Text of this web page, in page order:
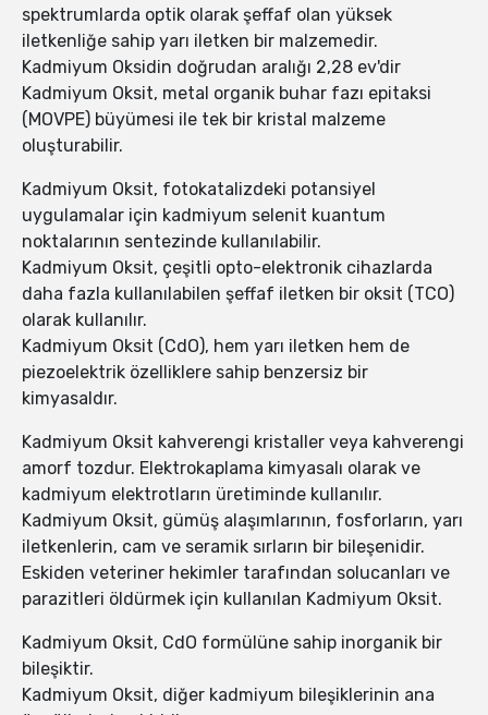
spektrumlarda optik olarak şeffaf olan yüksek
iletkenliğe sahip yarı iletken bir malzemedir.
Kadmiyum Oksidin doğrudan aralığı 2,28 ev'dir
Kadmiyum Oksit, metal organik buhar fazı epitaksi
(MOVPE) büyümesi ile tek bir kristal malzeme
oluşturabilir.
Kadmiyum Oksit, fotokatalizdeki potansiyel
uygulamalar için kadmiyum selenit kuantum
noktalarının sentezinde kullanılabilir.
Kadmiyum Oksit, çeşitli opto-elektronik cihazlarda
daha fazla kullanılabilen şeffaf iletken bir oksit (TCO)
olarak kullanılır.
Kadmiyum Oksit (CdO), hem yarı iletken hem de
piezoelektrik özelliklere sahip benzersiz bir
kimyasaldır.
Kadmiyum Oksit kahverengi kristaller veya kahverengi
amorf tozdur. Elektrokaplama kimyasalı olarak ve
kadmiyum elektrotların üretiminde kullanılır.
Kadmiyum Oksit, gümüş alaşımlarının, fosforların, yarı
iletkenlerin, cam ve seramik sırların bir bileşenidir.
Eskiden veteriner hekimler tarafından solucanları ve
parazitleri öldürmek için kullanılan Kadmiyum Oksit.
Kadmiyum Oksit, CdO formülüne sahip inorganik bir
bileşiktir.
Kadmiyum Oksit, diğer kadmiyum bileşiklerinin ana